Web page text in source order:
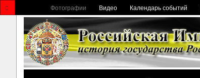
Фотографии Видео Календарь событий